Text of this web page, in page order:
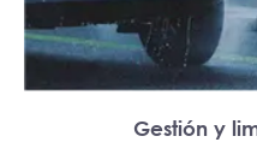
Gestión y